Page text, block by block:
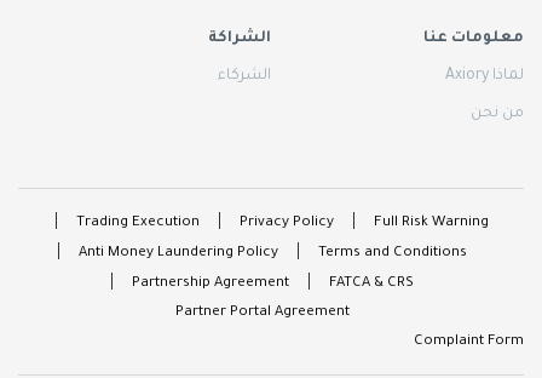
معلومات عنا
لماذا Axiory
من نحن
الشراكة
الشركاء
Full Risk Warning
Privacy Policy
Trading Execution
Terms and Conditions
Anti Money Laundering Policy
FATCA & CRS
Partnership Agreement
Partner Portal Agreement
Complaint Form